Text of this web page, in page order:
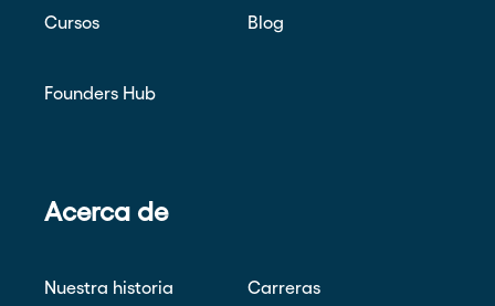
Cursos Blog
Founders Hub
Acerca de
Nuestra historia Carreras